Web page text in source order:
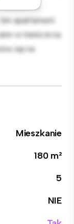
w
apartament
w mieście na
się na
Mieszkanie
180 m²
5
NIE